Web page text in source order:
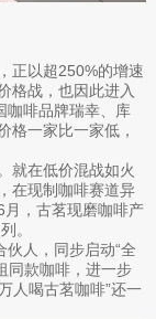
正以超250%的增速
格战，也因此进入
咖啡品牌瑞幸、库
一家比一家低，
就在低价混战如火
在现制咖啡赛道异
月，古茗现磨咖啡产
。
人，同步启动“全
同款咖啡，进一步
人喝古茗咖啡”还一